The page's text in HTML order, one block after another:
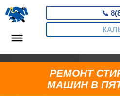
📞
РЕМОНТ
МАШИН В